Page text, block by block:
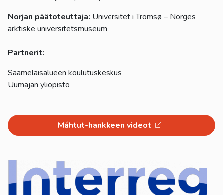
Norjan päätoteuttaja: Universitet i Tromsø – Norges
arktiske universitetsmuseum
Partnerit:
Saamelaisalueen koulutuskeskus
Uumajan yliopisto
Máhtut-hankkeen videot